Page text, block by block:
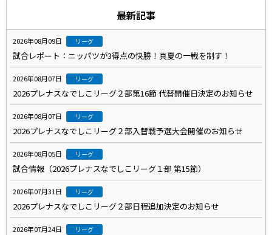
最新記事
2026年08月09日 リーグ
試合レポート：ニッパツが3得点の快勝！真夏の一戦を制す！
2026年08月07日 リーグ
2026プレナスなでしこリーグ２部第16節 代替開催日決定のお知らせ
2026年08月07日 リーグ
2026プレナスなでしこリーグ２部入替戦予選大会開催のお知らせ
2026年08月05日 リーグ
試合情報（2026プレナスなでしこリーグ１部 第15節）
2026年07月31日 リーグ
2026プレナスなでしこリーグ２部日程追加決定のお知らせ
2026年07月24日 リーグ